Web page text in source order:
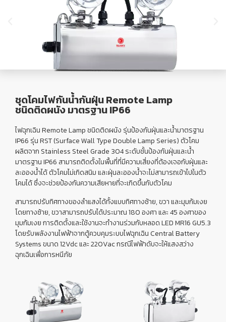
ชุดโคมไฟกันน้ำกันฝุ่น Remote Lamp
ชนิดติดผนัง มาตรฐาน IP66
ไฟฉุกเฉิน Remote Lamp ชนิดติดผนัง รุ่นป้องกันฝุ่นและนํ้ามาตรฐาน
IP66 รุ่น RST (Surface Wall Type Double Lamp Series) ตัวโคม
ผลิตจาก Stainless Steel Grade 304 ระดับชั้นป้องกันฝุ่นและนํ้า
มาตรฐาน IP66 สามารถติดตั้งในพื้นที่ที่มีความเสี่ยงที่ต้องเจอกับฝุ่นและ
ละอองน้ำได้ ตัวโคมไม่เกิดสนิม และฝุ่นละอองนํ้าจะไม่สามารถเข้าไปในตัว
โคมได้ ซึ่งจะช่วยป้องกันความเสียหายที่จะเกิดขึ้นกับตัวโคม
สามารถปรับทิศทางของลำแสงได้ทั้งแบบทิศทางซ้าย, ขวา และมุมก้มเงย
โดยทางซ้าย, ขวาสามารถปรับได้ประมาณ 180 องศา และ 45 องศาของ
มุมก้มเงย การติดตั้งและใช้งานจะทำงานร่วมกับหลอด LED MR16 GU5.3
โดยรับพลังงานไฟฟ้าจากตู้ควบคุมระบบไฟฉุกเฉินCentral Battery
Systemsขนาด 12Vdc และ 220Vac กรณีไฟฟ้าดับจะให้แสงสว่าง
ฉุกเฉินเพื่อการหนีภัย